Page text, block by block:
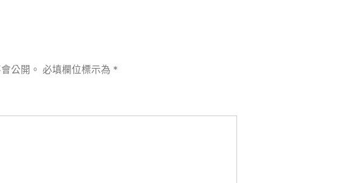
公開。 必填欄位標示為 *